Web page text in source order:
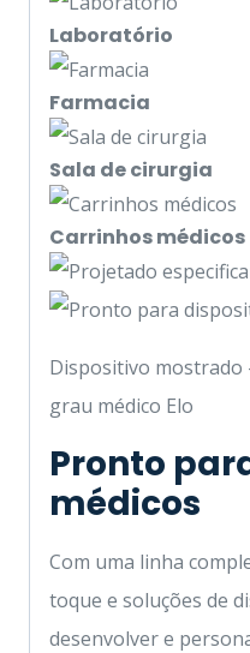
Laboratório
Farmacia
Sala de cirurgia
Carrinhos médicos
Dispositivo mostrado
grau médico Elo
Pronto
médicos
Com uma linha
toque e soluções de
desenvolver e